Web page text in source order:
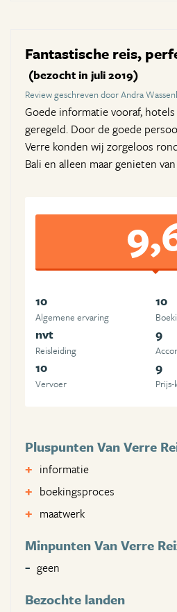
Fantastische reis,
(bezocht in juli 2019)
Review geschreven door Andra
Goede informatie vooraf,
geregeld. Door de goede
Verre konden wij zorgeloos
Bali en alleen maar genieten
10
Algemene ervaring
10
nvt
Reisleiding
9
10
Vervoer
9
Pluspunten Van Verre
informatie
boekingsproces
maatwerk
Minpunten Van Verre
geen
Bezochte landen